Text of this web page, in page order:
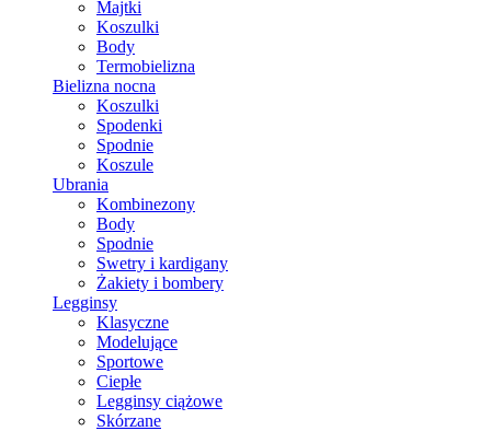
Majtki
Koszulki
Body
Termobielizna
Bielizna nocna
Koszulki
Spodenki
Spodnie
Koszule
Ubrania
Kombinezony
Body
Spodnie
Swetry i kardigany
Żakiety i bombery
Legginsy
Klasyczne
Modelujące
Sportowe
Ciepłe
Legginsy ciążowe
Skórzane